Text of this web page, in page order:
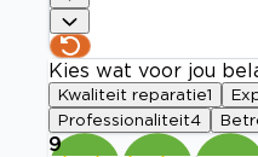
Kies wat voor jou
Kwaliteit reparatie1
Professionaliteit4
9